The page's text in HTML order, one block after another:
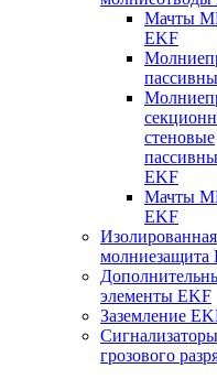
Мачты
EKF
стеновые
EKF
Мачты
EKF
Изолированная
молниезащита
элементы EKF
Заземление
Сигнализаторы
грозового